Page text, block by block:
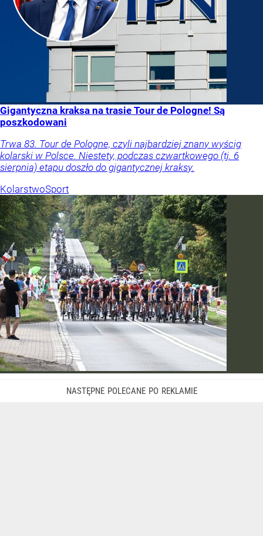
Gigantyczna kraksa na trasie Tour de Pologne! Są
poszkodowani
Trwa 83. Tour de Pologne, czyli najbardziej znany wyścig
kolarski w Polsce. Niestety, podczas czwartkowego (tj. 6
sierpnia) etapu doszło do gigantycznej kraksy.
KolarstwoSport